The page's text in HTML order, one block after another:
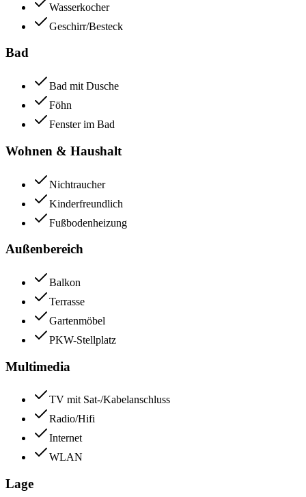
Wasserkocher
Geschirr/Besteck
Bad
Bad mit Dusche
Föhn
Fenster im Bad
Wohnen & Haushalt
Nichtraucher
Kinderfreundlich
Fußbodenheizung
Außenbereich
Balkon
Terrasse
Gartenmöbel
PKW-Stellplatz
Multimedia
TV mit Sat-/Kabelanschluss
Radio/Hifi
Internet
WLAN
Lage